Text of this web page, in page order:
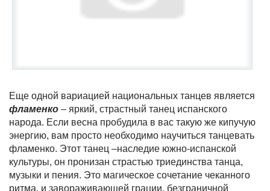
Еще одной вариацией национальных танцев является
фламенко – яркий, страстный танец испанского
народа. Если весна пробудила в вас такую же кипучую
энергию, вам просто необходимо научиться танцевать
фламенко. Этот танец –наследие южно-испанской
культуры, он пронизан страстью триединства танца,
музыки и пения. Это магическое сочетание чеканного
ритма, и завораживающей грации, безграничной